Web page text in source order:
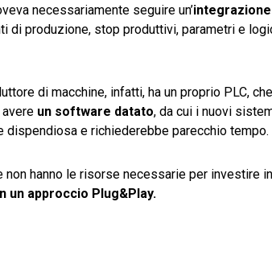
necessariamente seguire un’
di produzione, stop produttivi, parametri e
di macchine, infatti, ha un proprio PLC,
un software datato, da cui i nuovi
dispendiosa e richiederebbe parecchio tempo.
hanno le risorse necessarie per investire
un approccio Plug&Play.